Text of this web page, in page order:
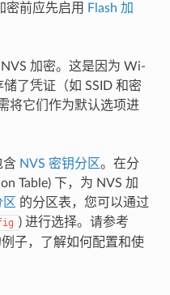
密前应先启用
Flash 加
加密。这是因为 Wi-
了凭证（如 SSID 和密
将它们作为默认选项进
含 NVS 密钥分区。在分
Table) 下，为 NVS 加
的分区表，您可以通过
) 进行选择。请参考
子，了解如何配置和使